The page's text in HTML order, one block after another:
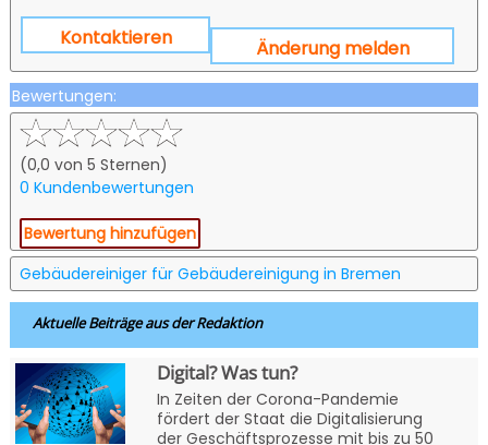
Kontaktieren Änderung melden
Bewertungen:
(0,0 von 5 Sternen)
0 Kundenbewertungen
Bewertung hinzufügen
Gebäudereiniger für Gebäudereinigung in Bremen
Aktuelle Beiträge aus der Redaktion
Digital? Was tun?
In Zeiten der Corona-Pandemie
fördert der Staat die Digitalisierung
der Geschäftsprozesse mit bis zu 50